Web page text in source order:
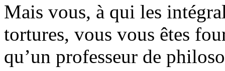
Mais vous, à qui les
tortures, vous vous êtes
qu’un professeur de